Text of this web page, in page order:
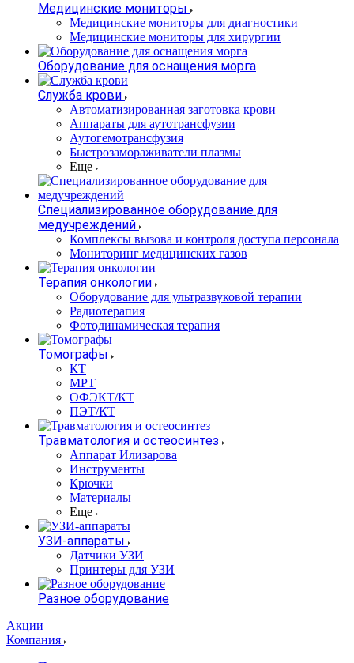
Медицинские мониторы
Медицинские мониторы для диагностики
Медицинские мониторы для хирургии
Оборудование для оснащения морга
Служба крови
Автоматизированная заготовка крови
Аппараты для аутотрансфузии
Аутогемотрансфузия
Быстрозамораживатели плазмы
Еще
Специализированное оборудование для
медучреждений
Комплексы вызова и контроля доступа персонала
Мониторинг медицинских газов
Терапия онкологии
Оборудование для ультразвуковой терапии
Радиотерапия
Фотодинамическая терапия
Томографы
КТ
МРТ
ОФЭКТ/КТ
ПЭТ/КТ
Травматология и остеосинтез
Аппарат Илизарова
Инструменты
Крючки
Материалы
Еще
УЗИ-аппараты
Датчики УЗИ
Принтеры для УЗИ
Разное оборудование
Акции
Компания